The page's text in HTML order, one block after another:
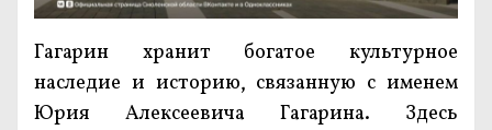
Гагарин хранит богатое культурное
наследие и историю, связанную с именем
Юрия Алексеевича Гагарина. Здесь